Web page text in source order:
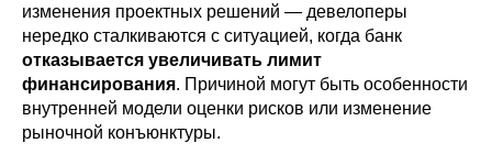
изменения проектных решений — девелоперы
нередко сталкиваются с ситуацией, когда банк
отказывается увеличивать лимит
финансирования. Причиной могут быть особенности
внутренней модели оценки рисков или изменение
рыночной конъюнктуры.